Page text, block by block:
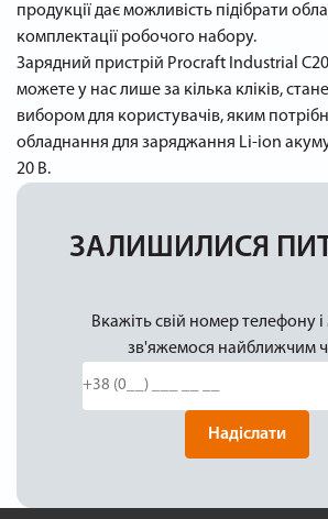
продукції дає можливість підібрати
комплектації робочого набору.
Зарядний пристрій Procraft Industrial
можете у нас лише за кілька кліків,
вибором для користувачів, яким
обладнання для заряджання Li-ion
20 В.
ЗАЛИШИЛИСЯ
Вкажіть свій номер телефону
зв'яжемося найближчим
Надіслати